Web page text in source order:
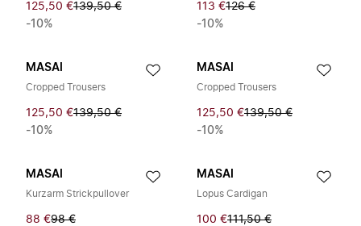
125,50 €139,50 €
-10%
113 €126 €
-10%
MASAI
Cropped Trousers
125,50 €139,50 €
-10%
MASAI
Cropped Trousers
125,50 €139,50 €
-10%
MASAI
Kurzarm Strickpullover
88 €98 €
MASAI
Lopus Cardigan
100 €111,50 €